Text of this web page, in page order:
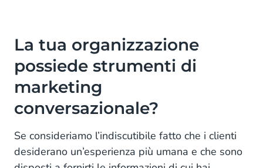
La tua organizzazione
possiede strumenti di
marketing
conversazionale?
Se consideriamo l’indiscutibile fatto che i clienti
desiderano un’esperienza più umana e che sono